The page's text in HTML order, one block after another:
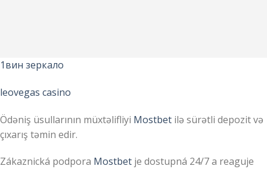
1вин зеркало
leovegas casino
Ödəniş üsullarının müxtəlifliyi Mostbet ilə sürətli depozit və
çıxarış təmin edir.
Zákaznická podpora Mostbet je dostupná 24/7 a reaguje